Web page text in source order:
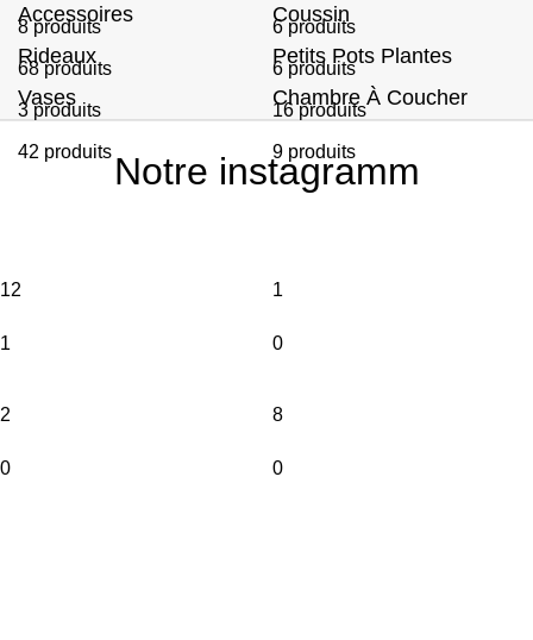
8 produits 6 produits
Accessoires
68 produits
Coussin
6 produits
Rideaux
3 produits
Petits Pots Plantes
16 produits
Vases
42 produits
Chambre À Coucher
9 produits
Notre instagramm
12
1
1
0
2
0
8
0